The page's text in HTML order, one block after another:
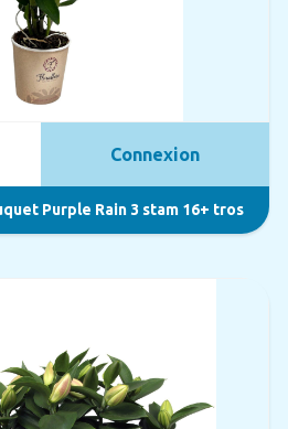
Purple Rain 3 stam 16+ tros
Connexion